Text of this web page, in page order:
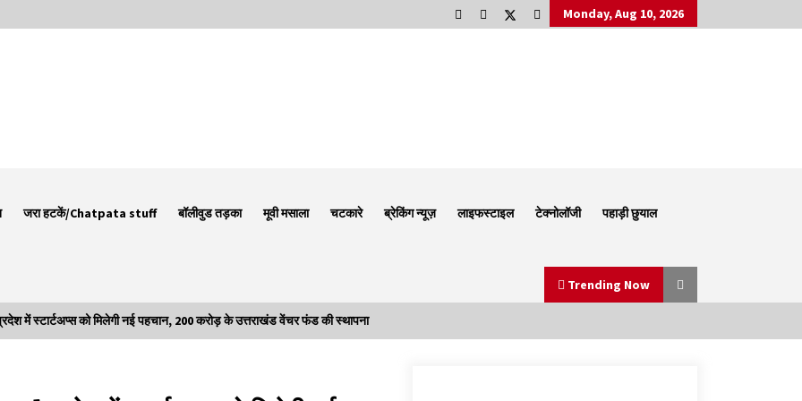
Monday, Aug 10, 2026
जरा हटकें/Chatpata stuff बॉलीवुड तड़का मूवी मसाला चटकारे ब्रेकिंग न्यूज़ लाइफस्टाइल टेक्नोलॉजी पहाड़ी छुयाल
Trending Now
स्टार्टअप्स को मिलेगी नई पहचान, 200 करोड़ के उत्तराखंड वेंचर फंड की स्थापना